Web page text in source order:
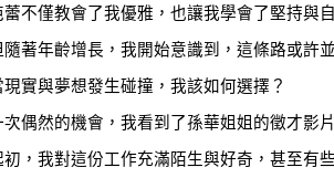
蕾不僅教會了我優雅，也讓我學會了堅持與
隨著年齡增長，我開始意識到，這條路或許
現實與夢想發生碰撞，我該如何選擇？
次偶然的機會，我看到了孫華姐姐的徵才影片
初，我對這份工作充滿陌生與好奇，甚至有